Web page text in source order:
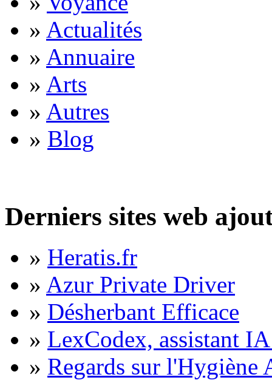
» Actualités
» Annuaire
» Arts
» Autres
» Blog
Derniers sites web
» Heratis.fr
» Azur Private Driver
» Désherbant Efficace
» LexCodex, assistant
» Regards sur l'Hygiène